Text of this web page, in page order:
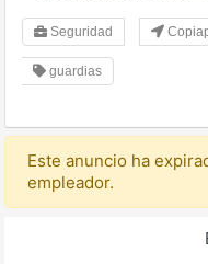
Seguridad
guardias
Este anuncio ha
empleador.